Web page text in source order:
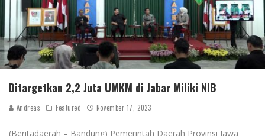
Ditargetkan 2,2 Juta UMKM di Jabar Miliki NIB
Andreas Featured November 17, 2023
(Beritadaerah – Bandung) Pemerintah Daerah Provinsi Jawa